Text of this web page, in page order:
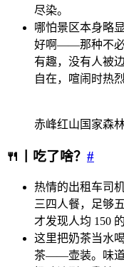
尽染。
哪怕景区本身略
好啊——那种不必
有趣，没有人被
自在，喧闹时热
赤峰红山国家森
🍴丨吃了啥？ #
热情的出租车司
三四人餐，足够
才发现人均 150
这里把奶茶当水
茶——壶装。味道